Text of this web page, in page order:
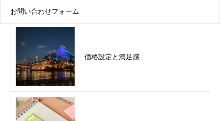
最近の記事
価格設定と満足感
お問い合わせフォーム